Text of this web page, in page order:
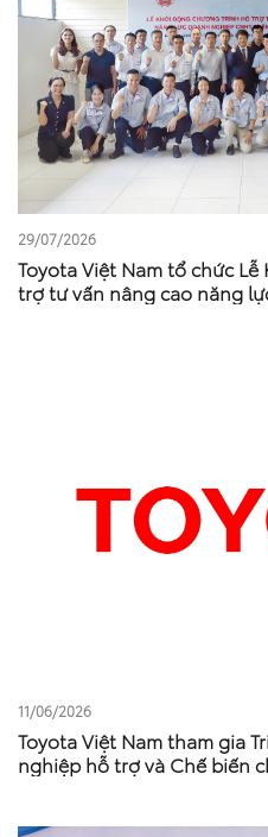
29/07/2026
Toyota Việt Nam tổ chức
trợ tư vấn nâng cao năng
11/06/2026
Toyota Việt Nam tham gia
nghiệp hỗ trợ và